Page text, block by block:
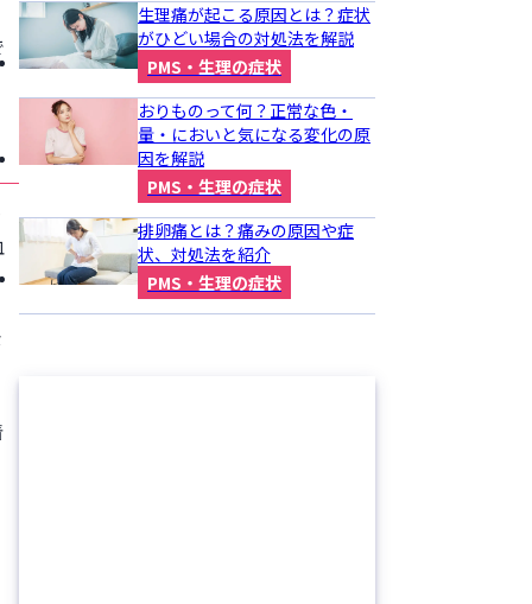
生理痛が起こる原因とは？症状
がひどい場合の対処法を解説
PMS・生理の症状
おりものって何？正常な色・
量・においと気になる変化の原
因を解説
PMS・生理の症状
排卵痛とは？痛みの原因や症
状、対処法を紹介
PMS・生理の症状